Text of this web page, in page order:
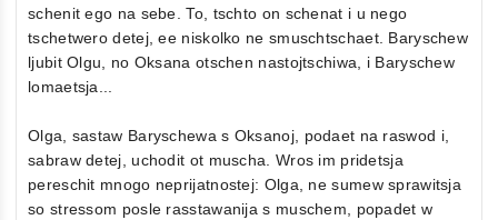
schenit ego na sebe. To, tschto on schenat i u nego
tschetwero detej, ee niskolko ne smuschtschaet. Baryschew
ljubit Olgu, no Oksana otschen nastojtschiwa, i Baryschew
lomaetsja...
Olga, sastaw Baryschewa s Oksanoj, podaet na raswod i,
sabraw detej, uchodit ot muscha. Wros im pridetsja
pereschit mnogo neprijatnostej: Olga, ne sumew sprawitsja
so stressom posle rasstawanija s muschem, popadet w